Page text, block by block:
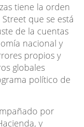
tiene la orden
que se está
de la cuentas
nacional y
propios y
globales
político de
por
y